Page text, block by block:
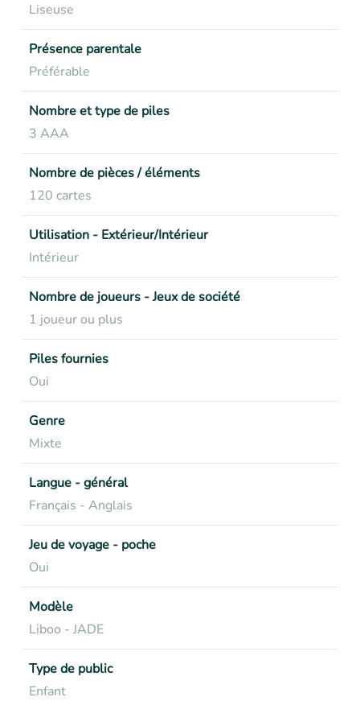
Liseuse
Présence parentale
Préférable
Nombre et type de piles
3 AAA
Nombre de pièces / éléments
120 cartes
Utilisation - Extérieur/Intérieur
Intérieur
Nombre de joueurs - Jeux de société
1 joueur ou plus
Piles fournies
Oui
Genre
Mixte
Langue - général
Français - Anglais
Jeu de voyage - poche
Oui
Modèle
Liboo - JADE
Type de public
Enfant